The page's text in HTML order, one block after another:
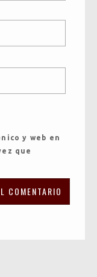
y web en
que